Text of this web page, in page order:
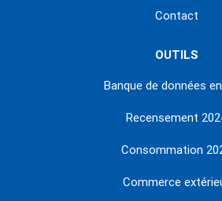
Contact
OUTILS
Banque de données
Recensement
Consommation
Commerce